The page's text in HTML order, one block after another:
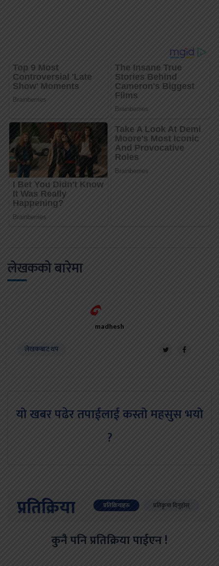
लेखकको बारेमा
madhesh
लेखकबाट थप
यो खबर पढेर तपाईलाई कस्तो महसुस भयो
?
प्रतिक्रिया प्रतिक्रियाहरु प्रतिकृया दिनुहोस्
कुनै पनि प्रतिक्रिया पाईएन !